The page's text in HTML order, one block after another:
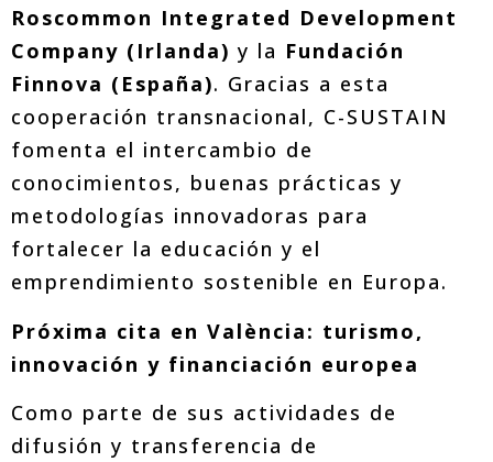
Roscommon Integrated Development
Company (Irlanda) y la Fundación
Finnova (España). Gracias a esta
cooperación transnacional, C-SUSTAIN
fomenta el intercambio de
conocimientos, buenas prácticas y
metodologías innovadoras para
fortalecer la educación y el
emprendimiento sostenible en Europa.
Próxima cita en València: turismo,
innovación y financiación europea
Como parte de sus actividades de
difusión y transferencia de